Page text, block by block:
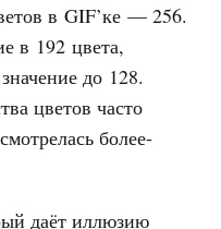
в GIF’ке — 256.
в 192 цвета,
до 128.
цветов часто
более-
даёт иллюзию